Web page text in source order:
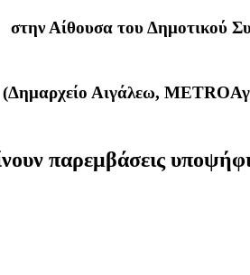
στην Αίθουσα του Δημοτικού
(Δημαρχείο Αιγάλεω,
παρεμβάσεις